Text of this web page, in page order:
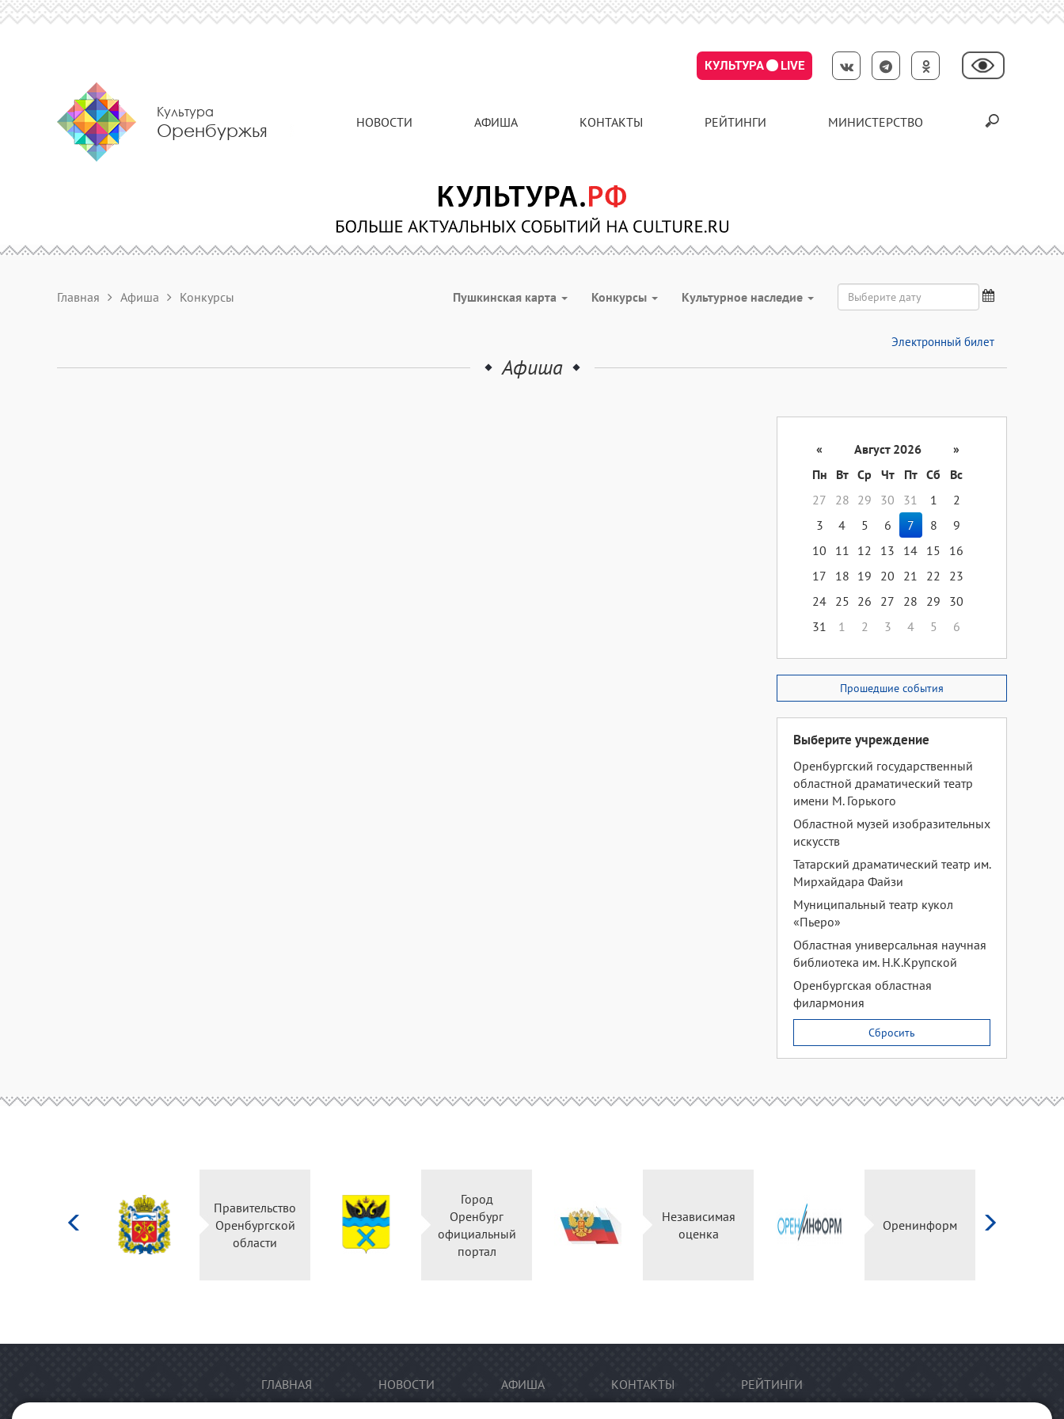
КУЛЬТУРА LIVE
Культура
Оренбуржья НОВОСТИ АФИША КОНТАКТЫ РЕЙТИНГИ МИНИСТЕРСТВО
Главная Афиша Конкурсы Пушкинская карта Конкурсы Культурное наследие
Электронный билет
Афиша
« Август 2026
»
Пн
Вт Ср Чт Пт Сб
Вс
27
28 29 30 31 1
2
3
4 5 6 7 8
9
10
11 12 13 14 15
16
17
18 19 20 21 22
23
24 25 26 27 28 29
30
31
1 2 3 4 5 6
Прошедшие события
Выберите учреждение
Оренбургский государственный
областной драматический театр
имени М. Горького
Областной музей изобразительных
искусств
Татарский драматический театр им.
Мирхайдара Файзи
Муниципальный театр кукол
«Пьеро»
Областная универсальная научная
библиотека им. Н.К.Крупской
Оренбургская областная
филармония
Сбросить
Правительство
Оренбургской
области
Город
Оренбург
официальный
портал
Независимая
оценка
Оренинформ
ГЛАВНАЯ НОВОСТИ АФИША КОНТАКТЫ РЕЙТИНГИ